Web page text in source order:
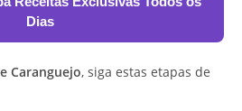
Dias
Caranguejo, siga estas etapas de